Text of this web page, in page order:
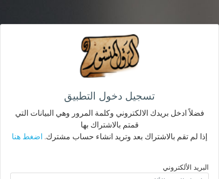
تسجيل دخول التطبيق
فضلاً ادخل بريدك الالكتروني وكلمة المرور وهي البيانات التي
قمتم بالاشتراك بها
إذا لم تقم بالاشتراك بعد وتريد انشاء حساب مشترك. اضغط هنا
البريد الألكتروني